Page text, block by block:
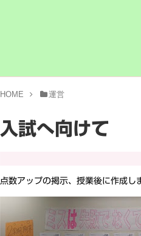
HOME 運営
入試へ向けて
点数アップの掲示、授業後に作成し